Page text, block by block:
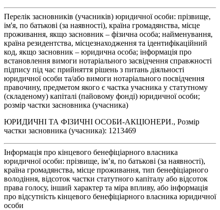
Перелік засновників (учасників) юридичної особи: прізвище,
ім'я, по батькові (за наявності), країна громадянства, місце
проживання, якщо засновник – фізична особа; найменування,
країна резидентства, місцезнаходження та ідентифікаційний
код, якщо засновник – юридична особа; інформація про
встановлення вимоги нотаріального засвідчення справжності
підпису під час прийняття рішень з питань діяльності
юридичної особи та/або вимоги нотаріального посвідчення
правочину, предметом якого є частка учасника у статутному
(складеному) капіталі (пайовому фонді) юридичної особи;
розмір частки засновника (учасника)
ЮРИДИЧНІ ТА ФІЗИЧНІ ОСОБИ-АКЦІОНЕРИ., Розмір
частки засновника (учасника): 1213469
Інформація про кінцевого бенефіціарного власника
юридичної особи: прізвище, ім’я, по батькові (за наявності),
країна громадянства, місце проживання, тип бенефіціарного
володіння, відсоток частки статутного капіталу або відсоток
права голосу, інший характер та міра впливу, або інформація
про відсутність кінцевого бенефіціарного власника юридичної
особи